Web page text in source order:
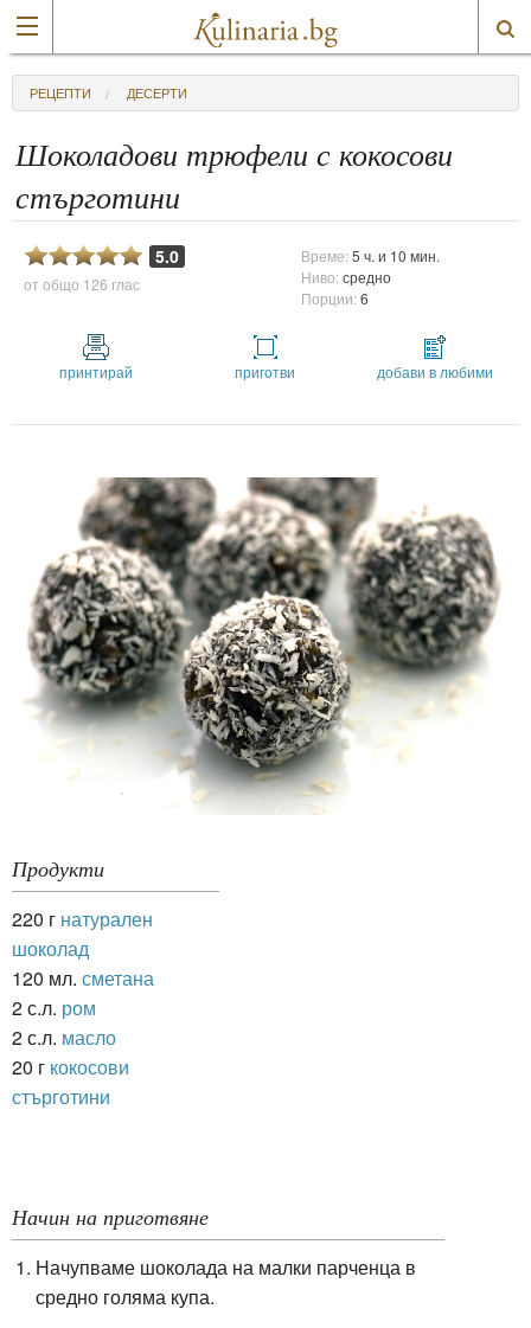
РЕЦЕПТИ ДЕСЕРТИ
Шоколадови трюфели с кокосови
стърготини
5.0
от общо 126 глас
Време:5 ч. и 10 мин.
Ниво:средно
Порции:6
принтирай приготви добави в любими
Продукти
220 г натурален
шоколад
120 мл. сметана
2 с.л. ром
2 с.л. масло
20 г кокосови
стърготини
Начин на приготвяне
Начупваме шоколада на малки парченца в
средно голяма купа.